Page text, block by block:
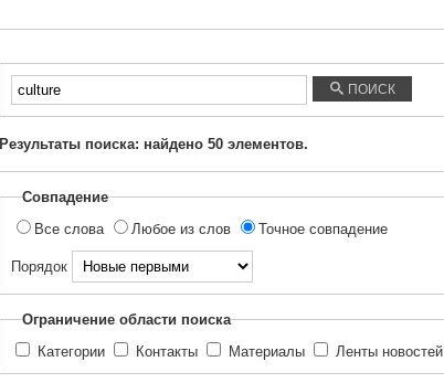
Введите
текст
поиска...
ПОИСК
Результаты поиска: найдено 50 элементов.
Совпадение
Все слова
Любое из слов Точное совпадение
Порядок
Ограничение области поиска
Категории
Контакты Материалы Ленты новостей